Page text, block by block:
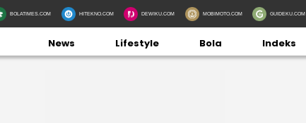
BOLATIMES.COM HITEKNO.COM DEWIKU.COM MOBIMOTO.COM GUIDEKU.COM
News Lifestyle Bola Indeks